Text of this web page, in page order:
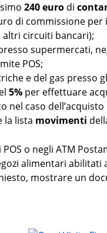
240 euro di
di commissione per
circuiti bancari);
supermercati,
POS;
e del gas presso
5% per effettuare
nel caso
la lista movimenti
POS o negli ATM
alimentari
mostrare un